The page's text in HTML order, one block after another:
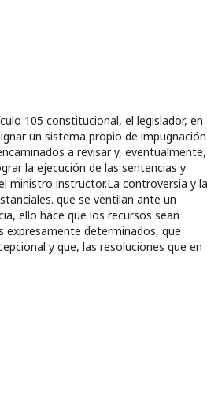
105 constitucional, el legislador, en
un sistema propio de impugnación.
a revisar y, eventualmente,
la ejecución de las sentencias y
ministro instructor.La controversia y la
que se ventilan ante un
ello hace que los recursos sean
expresamente determinados, que
y que, las resoluciones que en